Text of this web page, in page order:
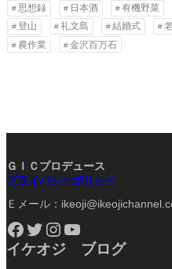
思想録
日本酒 有機野菜
登山
礼文島 結婚式
農作業
金沢百万石
ＧＩＣプロデュース
プライバシーポリシー
Ｅメール：
Facebook Twitter Instagram YouTube
イケオジ ブログ